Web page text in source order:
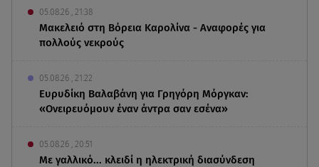
05.08.26 , 21:38
Μακελειό στη Βόρεια Καρολίνα - Αναφορές για
πολλούς νεκρούς
05.08.26 , 21:22
Ευρυδίκη Βαλαβάνη για Γρηγόρη Μόργκαν:
«Oνειρευόμουν έναν άντρα σαν εσένα»
05.08.26 , 20:51
Με γαλλικό... κλειδί η ηλεκτρική διασύνδεση